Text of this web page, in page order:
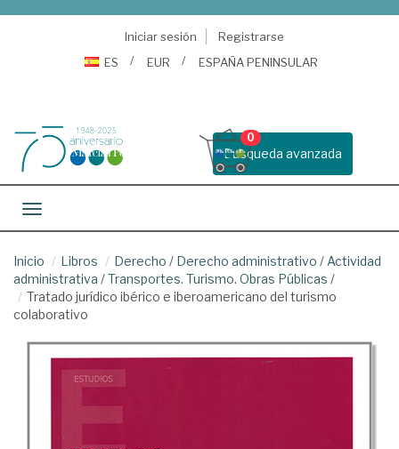
Iniciar sesión
Registrarse
ES
EUR ESPAÑA PENINSULAR
Busqueda avanzada
0
Toggle navigation
Inicio Libros Derecho / Derecho administrativo / Actividad
administrativa /Transportes. Turismo. Obras Públicas /
Tratado jurídico ibérico e iberoamericano del turismo
colaborativo